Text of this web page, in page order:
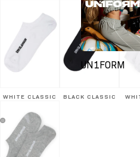
UN1FORM
WHITE CLASSIC BLACK CLASSIC